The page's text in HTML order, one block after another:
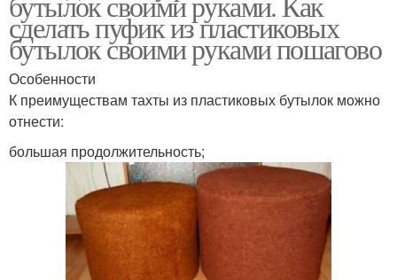
сделать пуфик из пластиковых
бутылок своими руками пошагово
Особенности
К преимуществам тахты из пластиковых бутылок можно
отнести:
большая продолжительность;